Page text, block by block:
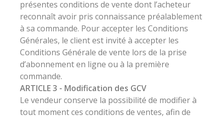
présentes conditions de vente dont l’acheteur
reconnaît avoir pris connaissance préalablement
à sa commande. Pour accepter les Conditions
Générales, le client est invité à accepter les
Conditions Générale de vente lors de la prise
d’abonnement en ligne ou à la première
commande.
ARTICLE 3 - Modification des GCV
Le vendeur conserve la possibilité de modifier à
tout moment ces conditions de ventes, afin de